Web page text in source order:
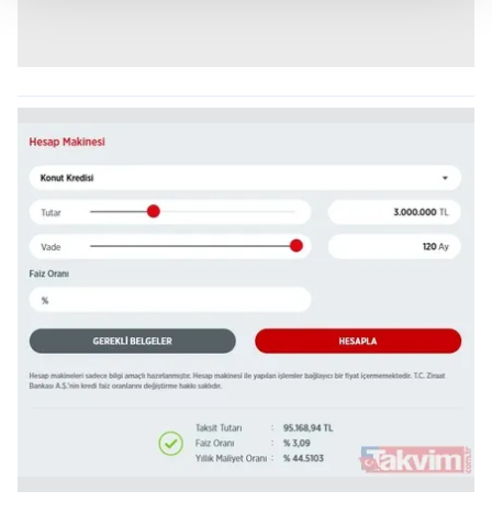
Sitemizde kendimize ve üçüncü kişilere ait çerezler
kullanılmaktadır. Bu çerezler vasıtasıyla çeşitli kişisel
verileriniz işlenmekte olup gerekli olan çerezler bilgi
toplumu hizmetlerinin sunulması amacıyla
kullanılmaktadır. Diğer çerezler, sitemizin daha işlevsel
kılınması ve kişiselleştirilmesi ve sizlere yönelik
reklam/pazarlama faaliyetlerinin yapılması, amaçlarıyla
sınırlı olarak açık rızanız dahilinde kullanılacaktır.
Çerezlere ilişkin tercihlerinizi aşağıda yer alan panel
için Ayarlar butonuna tıklayabilir,Çerez Bilgilendirme
ziyaret edebilirsiniz.